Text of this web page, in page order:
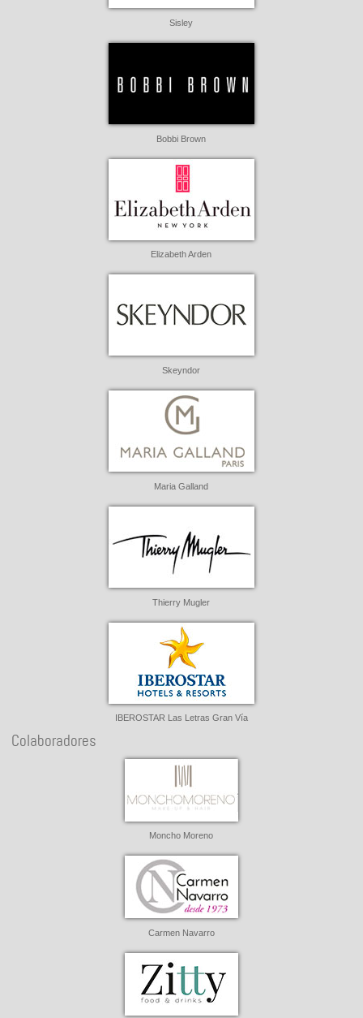
Sisley
Bobbi Brown
Elizabeth Arden
Skeyndor
Maria Galland
Thierry Mugler
IBEROSTAR Las Letras Gran Vía
Colaboradores
Moncho Moreno
Carmen Navarro